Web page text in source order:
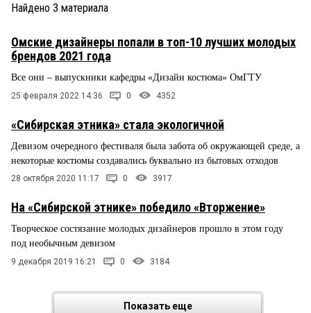
ПРОИСШЕСТВИЯ
СТИЛЬ ЖИЗНИ
Найдено 3 материала
Омские дизайнеры попали в топ-10 лучших молодых
брендов 2021 года
Все они – выпускники кафедры «Дизайн костюма» ОмГТУ
25 февраля 2022 14:36 0 4352
«Сибирская этника» стала экологичной
Девизом очередного фестиваля была забота об окружающей среде, а
некоторые костюмы создавались буквально из бытовых отходов
28 октября 2020 11:17 0 3917
На «Сибирской этнике» победило «Вторжение»
Творческое состязание молодых дизайнеров прошло в этом году
под необычным девизом
9 декабря 2019 16:21 0 3184
Показать еще